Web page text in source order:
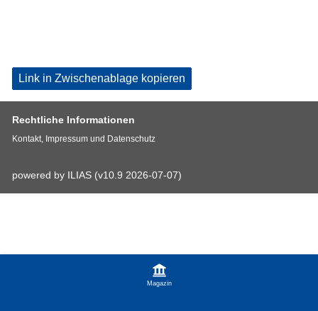
Magazin
Link in Zwischenablage kopieren
Rechtliche Informationen
Kontakt, Impressum und Datenschutz
powered by ILIAS (v10.9 2026-07-07)